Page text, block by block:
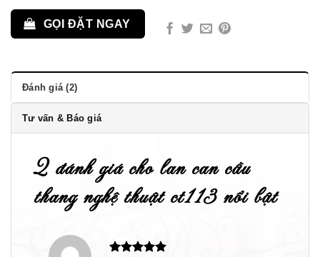
GỌI ĐẶT NGAY
Đánh giá (2)
Tư vấn & Báo giá
2 đánh giá cholan can cầu
thang nghệ thuật ct113 nổi bật